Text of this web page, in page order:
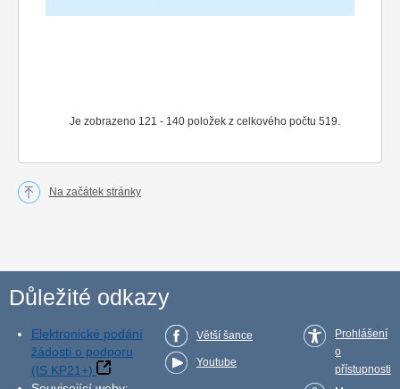
Je zobrazeno 121 - 140 položek z celkového počtu 519.
Na začátek stránky
Důležité odkazy
Elektronické podání
žádosti o podporu
(IS KP21+)
Větší šance
Youtube
Prohlášení
o
přístupnosti